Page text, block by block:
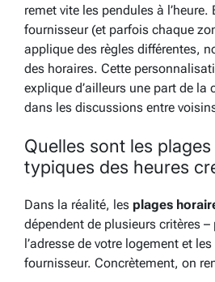
remet vite les pendules à l’heure.
fournisseur (et parfois chaque
applique des règles différentes,
des horaires. Cette
explique d’ailleurs une part de la
dans les discussions entre
Quelles sont les
typiques des heures
Dans la réalité, les plages
dépendent de plusieurs critères
l’adresse de votre logement et
fournisseur. Concrètement, on